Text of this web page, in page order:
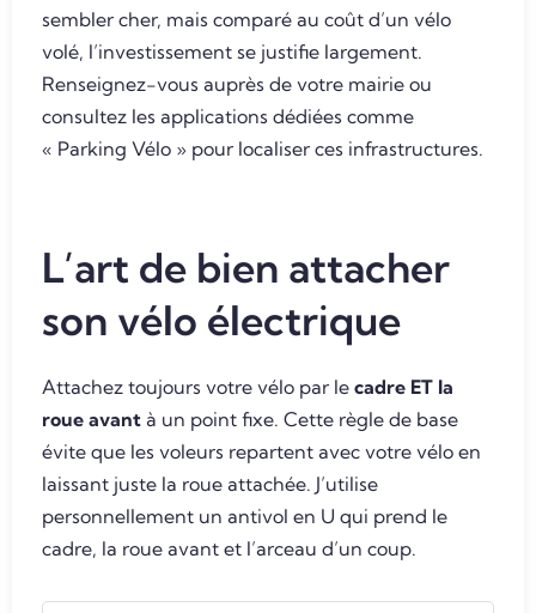
sembler cher, mais comparé au coût d’un vélo
volé, l’investissement se justifie largement.
Renseignez-vous auprès de votre mairie ou
consultez les applications dédiées comme
« Parking Vélo » pour localiser ces infrastructures.
L’art de bien attacher
son vélo électrique
Attachez toujours votre vélo par le cadre ET la
roue avant à un point fixe. Cette règle de base
évite que les voleurs repartent avec votre vélo en
laissant juste la roue attachée. J’utilise
personnellement un antivol en U qui prend le
cadre, la roue avant et l’arceau d’un coup.